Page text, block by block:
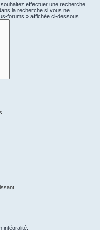
effectuer une recherche.
la recherche si vous ne
forums » affichée ci-dessous.
intégralité.